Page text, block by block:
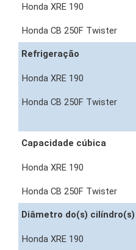
Refrigeração
Capacidade cúbica
Diâmetro do(s) cilíndro(s)